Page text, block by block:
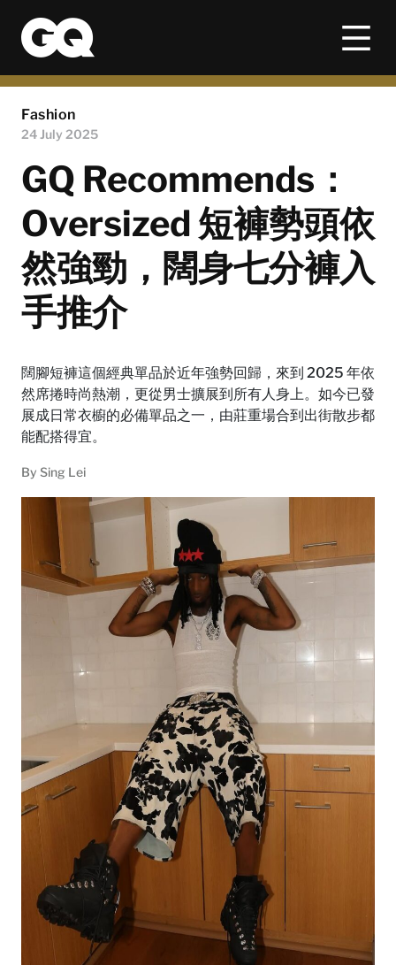
Fashion
24 July 2025
GQ Recommends：
Oversized 短褲勢頭依
然強勁，闊身七分褲入
手推介
闊腳短褲這個經典單品於近年強勢回歸，來到 2025 年依
然席捲時尚熱潮，更從男士擴展到所有人身上。如今已發
展成日常衣櫥的必備單品之一，由莊重場合到出街散步都
能配搭得宜。
By Sing Lei